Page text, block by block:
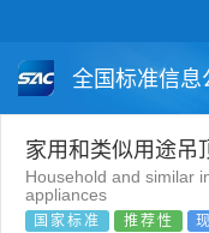
全国标准信息
国家标准
团体标准
家用和类似用途吊
Household and similar
appliances
国家标准 推荐性